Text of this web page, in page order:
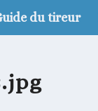
du tireur